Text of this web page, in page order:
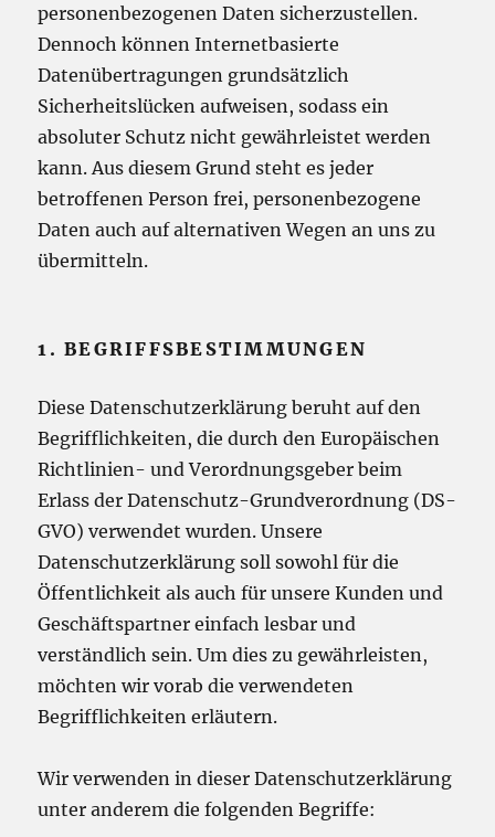
personenbezogenen Daten sicherzustellen.
Dennoch können Internetbasierte
Datenübertragungen grundsätzlich
Sicherheitslücken aufweisen, sodass ein
absoluter Schutz nicht gewährleistet werden
kann. Aus diesem Grund steht es jeder
betroffenen Person frei, personenbezogene
Daten auch auf alternativen Wegen an uns zu
übermitteln.
1. BEGRIFFSBESTIMMUNGEN
Diese Datenschutzerklärung beruht auf den
Begrifflichkeiten, die durch den Europäischen
Richtlinien- und Verordnungsgeber beim
Erlass der Datenschutz-Grundverordnung (DS-
GVO) verwendet wurden. Unsere
Datenschutzerklärung soll sowohl für die
Öffentlichkeit als auch für unsere Kunden und
Geschäftspartner einfach lesbar und
verständlich sein. Um dies zu gewährleisten,
möchten wir vorab die verwendeten
Begrifflichkeiten erläutern.
Wir verwenden in dieser Datenschutzerklärung
unter anderem die folgenden Begriffe: